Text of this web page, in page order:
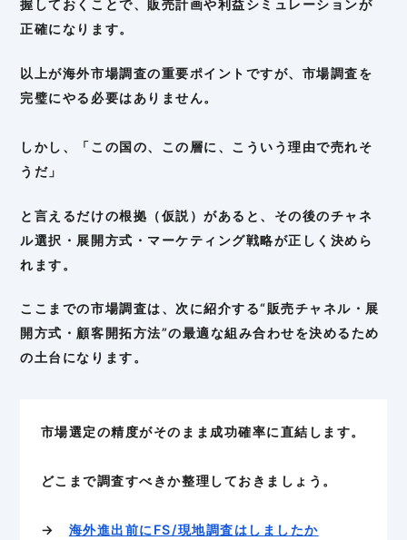
握しておくことで、販売計画や利益シミュレーションが
正確になります。
以上が海外市場調査の重要ポイントですが、市場調査を
完璧にやる必要はありません。
しかし、「この国の、この層に、こういう理由で売れそ
うだ」
と言えるだけの根拠（仮説）があると、その後のチャネ
ル選択・展開方式・マーケティング戦略が正しく決めら
れます。
ここまでの市場調査は、次に紹介する“販売チャネル・展
開方式・顧客開拓方法”の最適な組み合わせを決めるため
の土台になります。
市場選定の精度がそのまま成功確率に直結します。
どこまで調査すべきか整理しておきましょう。
→ 海外進出前にFS/現地調査はしましたか